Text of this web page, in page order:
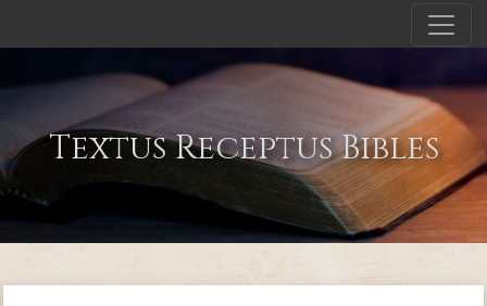
Textus Receptus Bibles